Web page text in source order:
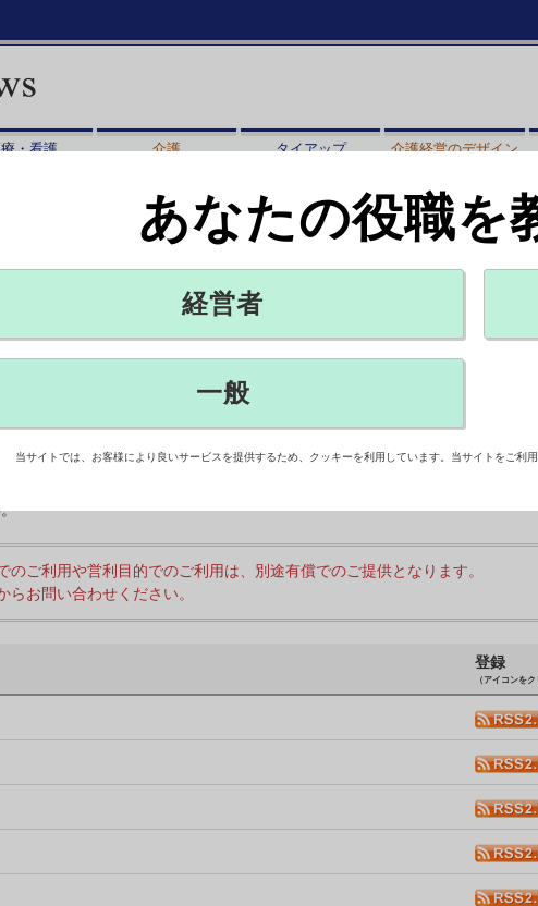
・看護 介護 タイアップ 介護経営のデザイン
ード
ゴリーごとのRSSを配信しています。RSSを購読するとCBnewsでアップデ
ことができます。
加してください。またお使いのRSSリーダーのアイコンがない場合はお手数
のご利用や営利目的でのご利用は、別途有償でのご提供となります。
らお問い合わせください。
登録
（アイコンを
あなたの役職を
経営者
一般
当サイトでは、お客様により良いサービスを提供するため、クッキーを利用しています。当サイトをご利